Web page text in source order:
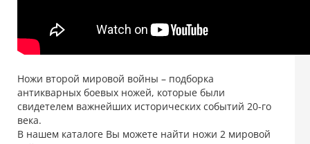
Ножи второй мировой войны – подборка
антикварных боевых ножей, которые были
свидетелем важнейших исторических событий 20-го
века.
В нашем каталоге Вы можете найти ножи 2 мировой